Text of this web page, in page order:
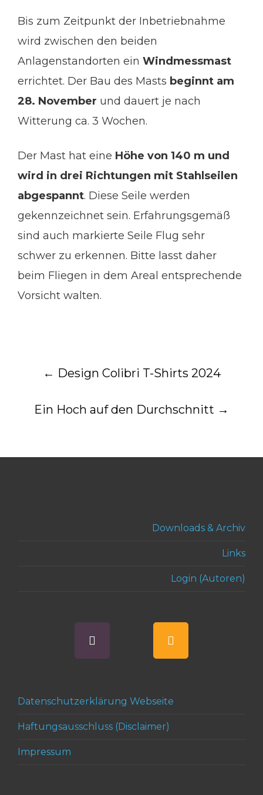
Bis zum Zeitpunkt der Inbetriebnahme
wird zwischen den beiden
Anlagenstandorten ein Windmessmast
errichtet. Der Bau des Masts beginnt am
28. November und dauert je nach
Witterung ca. 3 Wochen.
Der Mast hat eine Höhe von 140 m und
wird in drei Richtungen mit Stahlseilen
abgespannt. Diese Seile werden
gekennzeichnet sein. Erfahrungsgemäß
sind auch markierte Seile Flug sehr
schwer zu erkennen. Bitte lasst daher
beim Fliegen in dem Areal entsprechende
Vorsicht walten.
Post
navigation
← Design Colibri T-Shirts 2024
Ein Hoch auf den Durchschnitt →
Downloads & Archiv
Links
Login (Autoren)
Datenschutzerklärung Webseite
Haftungsausschluss (Disclaimer)
Impressum